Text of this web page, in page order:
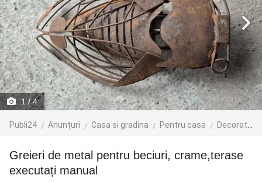
1/ 4
Publi24 Anunțuri Casa si gradina Pentru casa Decoratiuni interioare
Greieri de metal pentru beciuri, crame,terase
executați manual